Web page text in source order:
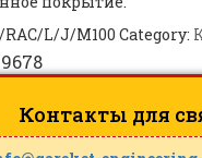
RAC/L/J/M100 Category:
9678
Контакты для